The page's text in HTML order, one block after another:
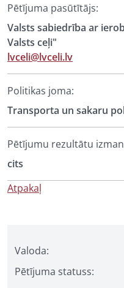
Valoda:
Pētījuma statuss:
Pētījuma pasūtītājs:
Valsts sabiedrība ar
Valsts ceļi"
lvceli@lvceli.lv
Politikas joma:
Transporta un sakaru
Pētījumu rezultātu
cits
Atpakaļ